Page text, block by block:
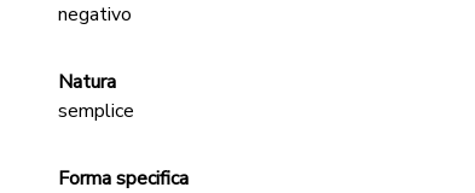
negativo
Natura
semplice
Forma specifica